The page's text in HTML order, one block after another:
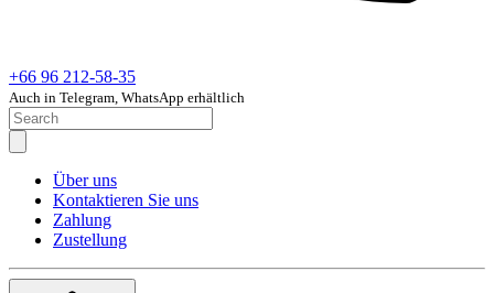
+66 96 212-58-35
Auch in Telegram, WhatsApp erhältlich
Über uns
Kontaktieren Sie uns
Zahlung
Zustellung